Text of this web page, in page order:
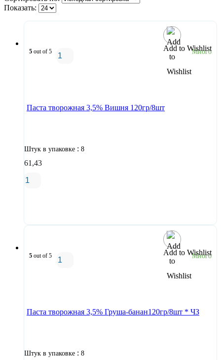
Показать:
Add to Wishlist
5 out of 5 Много
Паста творожная 3,5% Вишня 120гр/8шт
Штук в упаковке : 8
61,43
Add to Wishlist
5 out of 5 Много
Паста творожная 3,5% Груша-банан120гр/8шт * ЧЗ
Штук в упаковке : 8